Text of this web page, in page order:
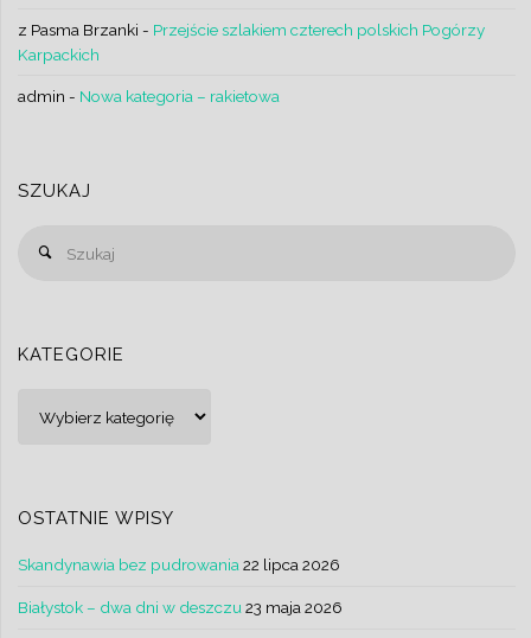
z Pasma Brzanki - Przejście szlakiem czterech polskich Pogórzy
Karpackich
admin - Nowa kategoria – rakietowa
SZUKAJ
Szukaj
KATEGORIE
OSTATNIE WPISY
Skandynawia bez pudrowania 22 lipca 2026
Białystok – dwa dni w deszczu 23 maja 2026